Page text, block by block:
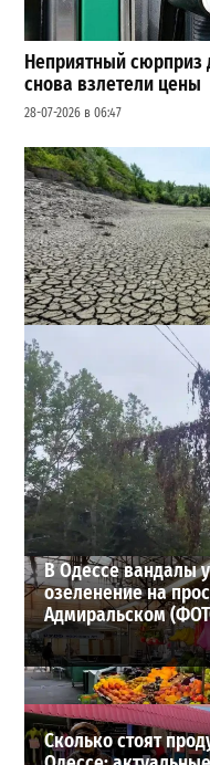
Неприятный сюрприз
снова взлетели цены
28-07-2026 в 06:47
Днестр рекордно
экономить воду
2
29-07-2026 в 19:28
ВИБОР РЕДАКЦИИ
В Одессе вандалы
озеленение на
Адмиральском
Сколько стоят